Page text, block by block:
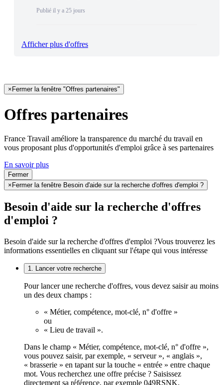
Publié il y a 25 jours
Afficher plus d'offres
× Fermer la fenêtre "Offres partenaires"
Offres partenaires
France Travail améliore la transparence du marché du travail en
vous proposant plus d'opportunités d'emploi grâce à ses partenaires
En savoir plus
Fermer
× Fermer la fenêtre Besoin d'aide sur la recherche d'offres d'emploi ?
Besoin d'aide sur la recherche d'offres
d'emploi ?
Besoin d'aide sur la recherche d'offres d'emploi ?Vous trouverez les
informations essentielles en cliquant sur l'étape qui vous intéresse
1. Lancer votre recherche
Pour lancer une recherche d'offres, vous devez saisir au moins
un des deux champs :
« Métier, compétence, mot-clé, n° d'offre »
ou
« Lieu de travail ».
Dans le champ « Métier, compétence, mot-clé, n° d'offre »,
vous pouvez saisir, par exemple, « serveur », « anglais »,
« brasserie » en tapant sur la touche « entrée » entre chaque
mot. Vous recherchez une offre précise ? Saisissez
directement sa référence, par exemple 049RSNK.